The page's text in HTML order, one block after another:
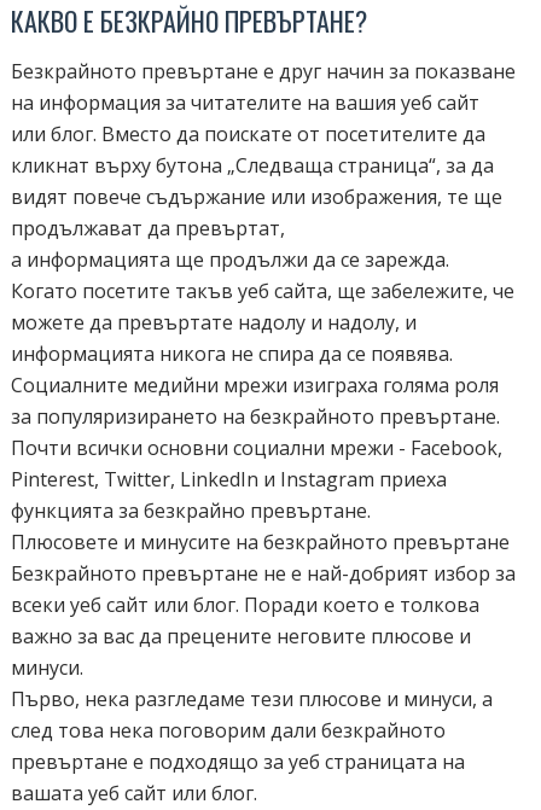
КАКВО Е БЕЗКРАЙНО ПРЕВЪРТАНЕ?
Безкрайното превъртане е друг начин за показване
на информация за читателите на вашия уеб сайт
или блог. Вместо да поискате от посетителите да
кликнат върху бутона „Следваща страница“, за да
видят повече съдържание или изображения, те ще
продължават да превъртат,
а информацията ще продължи да се зарежда.
Когато посетите такъв уеб сайта, ще забележите, че
можете да превъртате надолу и надолу, и
информацията никога не спира да се появява.
Социалните медийни мрежи изиграха голяма роля
за популяризирането на безкрайното превъртане.
Почти всички основни социални мрежи - Facebook,
Pinterest, Twitter, LinkedIn и Instagram приеха
функцията за безкрайно превъртане.
Плюсовете и минусите на безкрайното превъртане
Безкрайното превъртане не е най-добрият избор за
всеки уеб сайт или блог. Поради което е толкова
важно за вас да прецените неговите плюсове и
минуси.
Първо, нека разгледаме тези плюсове и минуси, а
след това нека поговорим дали безкрайното
превъртане е подходящо за уеб страницата на
вашата уеб сайт или блог.